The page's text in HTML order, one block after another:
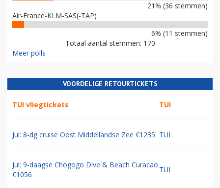
21% (36 stemmen)
Air-France-KLM-SAS(-TAP)
6% (11 stemmen)
Totaal aantal stemmen: 170
Meer polls
VOORDELIGE RETOURTICKETS
TUI vliegtickets TUI
Jul: 8-dg cruise Oost Middellandse Zee €1235 TUI
Jul: 9-daagse Chogogo Dive & Beach Curacao
€1056
TUI